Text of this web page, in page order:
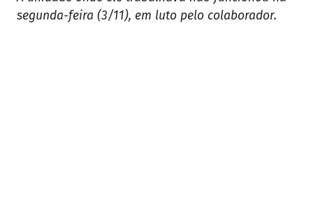
segunda-feira (3/11), em luto pelo colaborador.